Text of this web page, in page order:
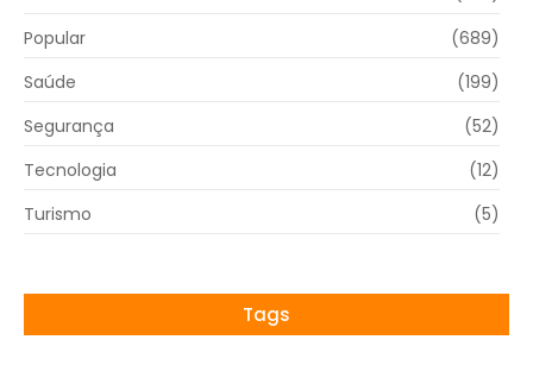
Popular
(689)
Saúde
(199)
Segurança
(52)
Tecnologia
(12)
Turismo
(5)
Tags